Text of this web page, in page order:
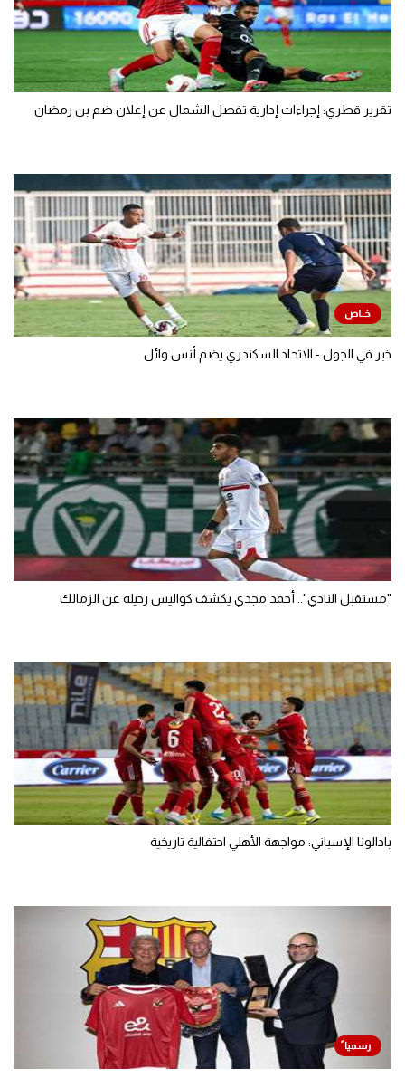
تقرير قطري: إجراءات إدارية تفصل الشمال عن إعلان ضم بن رمضان
خبر في الجول - الاتحاد السكندري يضم أنس وائل
"مستقبل النادي".. أحمد مجدي يكشف كواليس رحيله عن الزمالك
بادالونا الإسباني: مواجهة الأهلي احتفالية تاريخية